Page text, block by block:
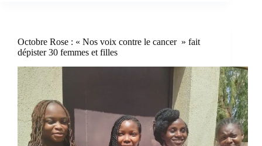
Octobre Rose : « Nos voix contre le cancer » fait
dépister 30 femmes et filles